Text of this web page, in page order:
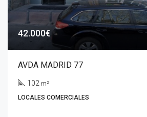
42.000€
AVDA MADRID 77
102 m²
LOCALES COMERCIALES